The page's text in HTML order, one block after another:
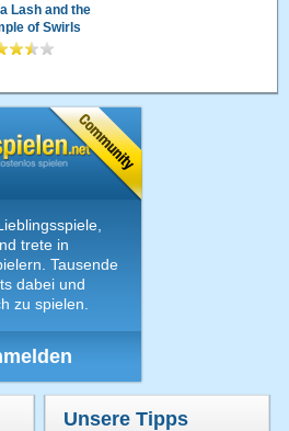
Lash and the
of Swirls
trete in
Tausende
dabei und
zu spielen.
Unsere Tipps